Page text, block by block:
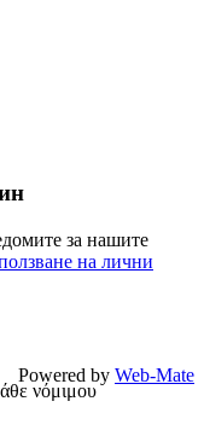
за нашите
на лични
νόμιμου
Powered by Web-Mate